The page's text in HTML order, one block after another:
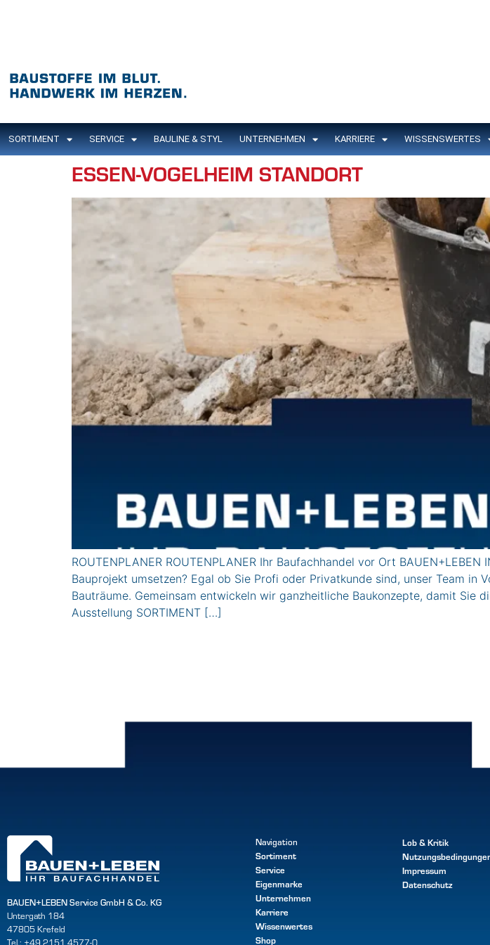
SORTIMENT SERVICE BAULINE & STYL UNTERNEHMEN KARRIERE WISSENSWERTES
ESSEN-VOGELHEIM STANDORT
ROUTENPLANER ROUTENPLANER Ihr Baufachhandel vor Ort
Bauprojekt umsetzen? Egal ob Sie Profi oder Privatkunde sind, unser Team
Bauträume. Gemeinsam entwickeln wir ganzheitliche Baukonzepte, damit Sie
Ausstellung SORTIMENT […]
BAUEN+LEBEN Service GmbH & Co. KG
Untergath 184
47805 Krefeld
Tel.: +49 2151 4577-0
Navigation
Sortiment
Service
Eigenmarke
Unternehmen
Karriere
Wissenwertes
Shop
Lob & Kritik
Impressum
Datenschutz